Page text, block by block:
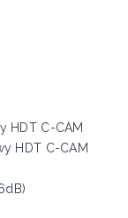
HDT C-CAM
HDT C-CAM